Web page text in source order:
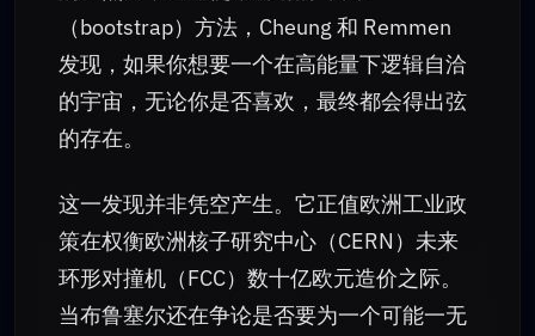
（bootstrap）方法，Cheung 和 Remmen
发现，如果你想要一个在高能量下逻辑自洽
的宇宙，无论你是否喜欢，最终都会得出弦
的存在。
这一发现并非凭空产生。它正值欧洲工业政
策在权衡欧洲核子研究中心（CERN）未来
环形对撞机（FCC）数十亿欧元造价之际。
当布鲁塞尔还在争论是否要为一个可能一无